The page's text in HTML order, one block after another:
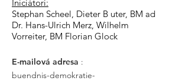
Iniciátori:
Stephan Scheel, Dieter B uter, BM ad
Dr. Hans-Ulrich Merz, Wilhelm
Vorreiter, BM Florian Glock
E-mailová adresa :
buendnis-demokratie-